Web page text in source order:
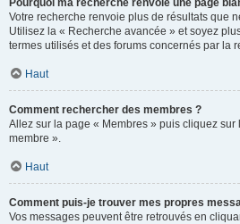
Pourquoi ma recherche renvoie une page
Votre recherche renvoie plus de résultats que
Utilisez la « Recherche avancée » et soyez
termes utilisés et des forums concernés par la
Haut
Comment rechercher des membres ?
Allez sur la page « Membres » puis cliquez sur
membre ».
Haut
Comment puis-je trouver mes propres
Vos messages peuvent être retrouvés en